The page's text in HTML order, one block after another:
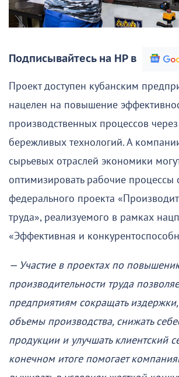
Подписывайтесь на НР в
Проект доступен кубанским
нацелен на повышение
производственных процессов
бережливых технологий. А
сырьевых отраслей экономики
оптимизировать рабочие
федерального проекта
труда», реализуемого в рамках
«Эффективная и
— Участие в проектах по
производительности труда
предприятиям сокращать издержки,
объемы производства, снижать
продукции и улучшать клиентский
конечном итоге помогает